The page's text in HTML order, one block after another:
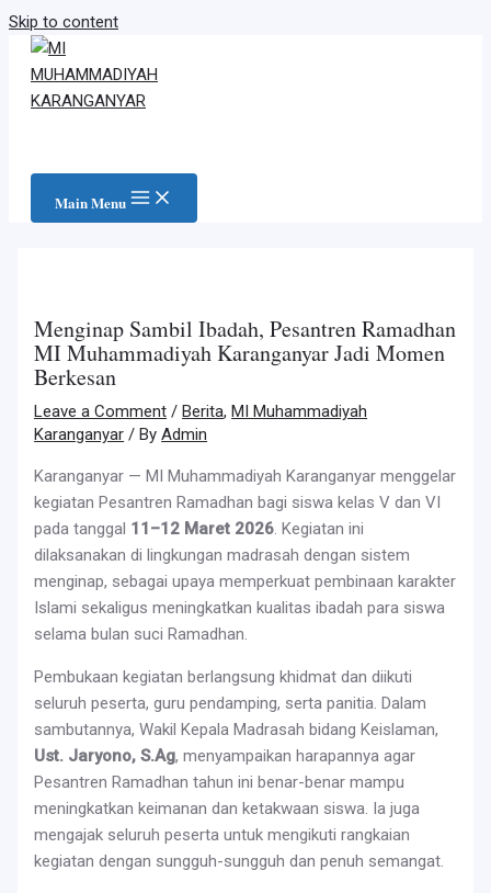
Skip to content
Main Menu
Menginap Sambil Ibadah, Pesantren Ramadhan
MI Muhammadiyah Karanganyar Jadi Momen
Berkesan
Leave a Comment /Berita,MI Muhammadiyah
Karanganyar / ByAdmin
Karanganyar — MI Muhammadiyah Karanganyar menggelar
kegiatan Pesantren Ramadhan bagi siswa kelas V dan VI
pada tanggal 11–12 Maret 2026 . Kegiatan ini
dilaksanakan di lingkungan madrasah dengan sistem
menginap, sebagai upaya memperkuat pembinaan karakter
Islami sekaligus meningkatkan kualitas ibadah para siswa
selama bulan suci Ramadhan.
Pembukaan kegiatan berlangsung khidmat dan diikuti
seluruh peserta, guru pendamping, serta panitia. Dalam
sambutannya, Wakil Kepala Madrasah bidang Keislaman,
Ust. Jaryono, S.Ag, menyampaikan harapannya agar
Pesantren Ramadhan tahun ini benar-benar mampu
meningkatkan keimanan dan ketakwaan siswa. Ia juga
mengajak seluruh peserta untuk mengikuti rangkaian
kegiatan dengan sungguh-sungguh dan penuh semangat.